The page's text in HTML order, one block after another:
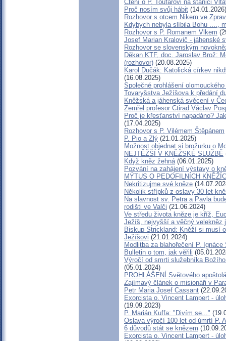
Čtení o P. Toufarovi na stanici
Proč nosím svůj hábit (14.01.2026)
Rozhovor s otcem Nikem ve
Kdybych nebyla slíbila Bohu ....,
Rozhovor s P. Romanem Vlkem
Josef Marian Kralovič - jáhenské
Rozhovor se slovenským
Děkan KTF, doc. Jaroslav Brož:
(rozhovor) (20.08.2025)
Karol Dučák: Katolická církev
(16.08.2025)
Společné prohlášení
Tovaryšstva Ježíšova k předání
Kněžská a jáhenská svěcení v
Zemřel profesor Ctirad Václav
Proč je křesťanství napadáno?
(17.04.2025)
Rozhovor s P. Vilémem Štěpánem
P. Pio a Zlý (21.01.2025)
Možnost objednat si brožurku o
NEJTĚŽŠÍ V KNĚŽSKÉ SLUŽBĚ
Když kněz žehná(06.01.2025)
Pozvání na zahájení výstavy o
MÝTUS O PEDOFILNÍCH
Nekritizujme své kněze
Několik střípků z oslavy 30 let
Na slavnost sv. Petra a Pavla
rodišti ve Valči (21.06.2024)
Ve středu života kněze je kříž,
Ježíš, nejvyšší a věčný velekněz
Biskup Strickland: Kněží si musí
Ježíšovi (21.01.2024)
Modlitba za blahořečení P. Ignáce
Bulletin o tom, jak věřili
Výročí od smrti služebníka
(05.01.2024)
PROHLÁŠENÍ Světového
Zajímavý článek o misionáři v
Petr Maria Josef Cassant
Exorcista o. Vincent Lampert -
(19.09.2023)
P. Marián Kuffa: "Divím se..."
Oslava výročí 100 let od úmrtí P.
6 důvodů stát se knězem
Exorcista o. Vincent Lampert -